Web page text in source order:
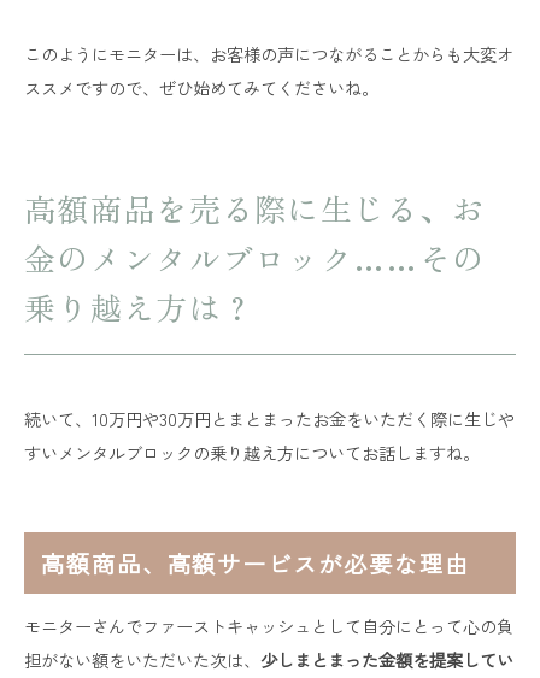
このようにモニターは、お客様の声につながることからも大変オ
ススメですので、ぜひ始めてみてくださいね。
高額商品を売る際に生じる、お
金のメンタルブロック……その
乗り越え方は？
続いて、10万円や30万円とまとまったお金をいただく際に生じや
すいメンタルブロックの乗り越え方についてお話しますね。
高額商品、高額サービスが必要な理由
モニターさんでファーストキャッシュとして自分にとって心の負
担がない額をいただいた次は、 少しまとまった金額を提案してい